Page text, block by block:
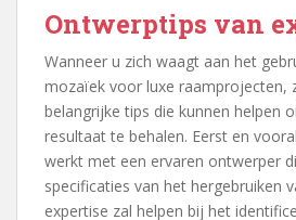
Ontwerptips van
Wanneer u zich waagt aan het
mozaïek voor luxe raamprojecten,
belangrijke tips die kunnen helpen
resultaat te behalen. Eerst en
werkt met een ervaren ontwerper
specificaties van het hergebruiken
expertise zal helpen bij het